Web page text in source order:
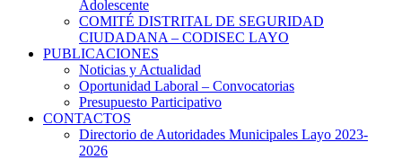
Adolescente
COMITÉ DISTRITAL DE SEGURIDAD
CIUDADANA – CODISEC LAYO
PUBLICACIONES
Noticias y Actualidad
Oportunidad Laboral – Convocatorias
Presupuesto Participativo
CONTACTOS
Directorio de Autoridades Municipales Layo 2023-
2026